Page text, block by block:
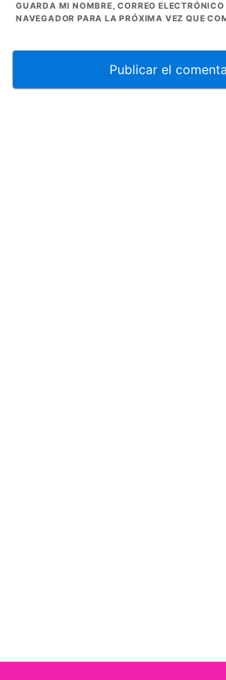
GUARDA MI NOMBRE, CORREO ELECTRÓNICO
NAVEGADOR PARA LA PRÓXIMA VEZ QUE